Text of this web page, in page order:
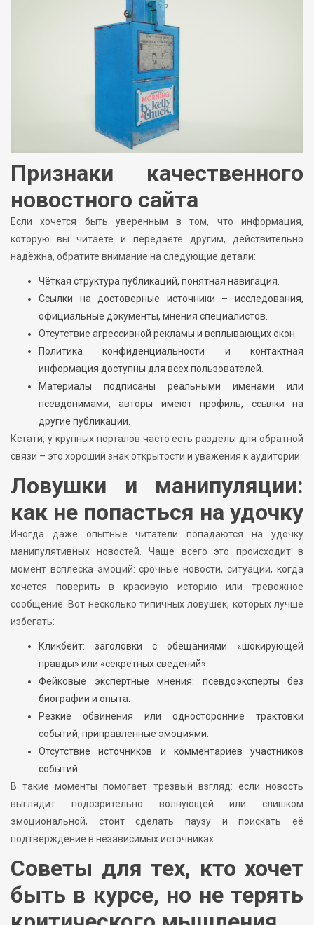
Признаки качественного
новостного сайта
Если хочется быть уверенным в том, что информация,
которую вы читаете и передаёте другим, действительно
надёжна, обратите внимание на следующие детали:
Чёткая структура публикаций, понятная навигация.
Ссылки на достоверные источники – исследования,
официальные документы, мнения специалистов.
Отсутствие агрессивной рекламы и всплывающих окон.
Политика конфиденциальности и контактная
информация доступны для всех пользователей.
Материалы подписаны реальными именами или
псевдонимами, авторы имеют профиль, ссылки на
другие публикации.
Кстати, у крупных порталов часто есть разделы для обратной
связи – это хороший знак открытости и уважения к аудитории.
Ловушки и манипуляции:
как не попасться на удочку
Иногда даже опытные читатели попадаются на удочку
манипулятивных новостей. Чаще всего это происходит в
момент всплеска эмоций: срочные новости, ситуации, когда
хочется поверить в красивую историю или тревожное
сообщение. Вот несколько типичных ловушек, которых лучше
избегать:
Кликбейт: заголовки с обещаниями «шокирующей
правды» или «секретных сведений».
Фейковые экспертные мнения: псевдоэксперты без
биографии и опыта.
Резкие обвинения или односторонние трактовки
событий, приправленные эмоциями.
Отсутствие источников и комментариев участников
событий.
В такие моменты помогает трезвый взгляд: если новость
выглядит подозрительно волнующей или слишком
эмоциональной, стоит сделать паузу и поискать её
подтверждение в независимых источниках.
Советы для тех, кто хочет
быть в курсе, но не терять